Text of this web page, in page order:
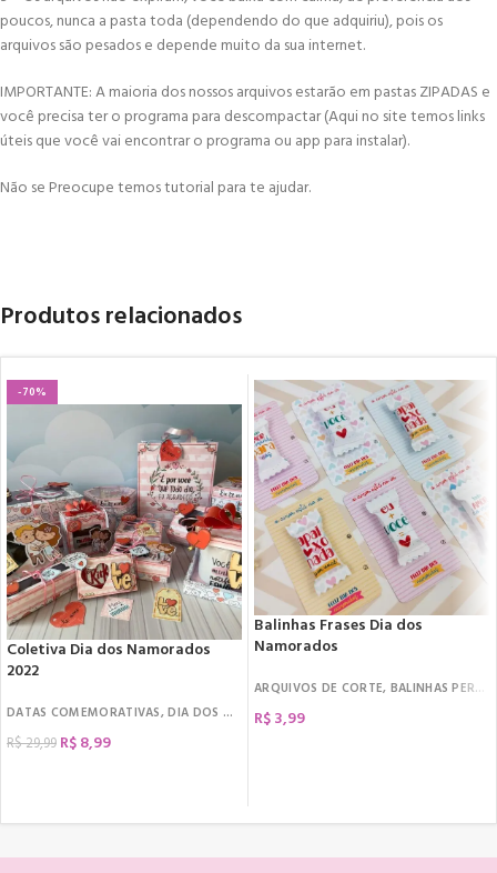
poucos, nunca a pasta toda (dependendo do que adquiriu), pois os
arquivos são pesados e depende muito da sua internet.
IMPORTANTE: A maioria dos nossos arquivos estarão em pastas ZIPADAS e
você precisa ter o programa para descompactar (Aqui no site temos links
úteis que você vai encontrar o programa ou app para instalar).
Não se Preocupe temos tutorial para te ajudar.
Produtos relacionados
-70%
Coletiva Dia dos Namorados
2022
DATAS COMEMORATIVAS,DIA DOS NAMORADOS ,
R$29,99 R$8,99
Balinhas Frases Dia dos
Namorados
ARQUIVOS DE CORTE, BALINHAS PERSONALIZADAS
R$3,99